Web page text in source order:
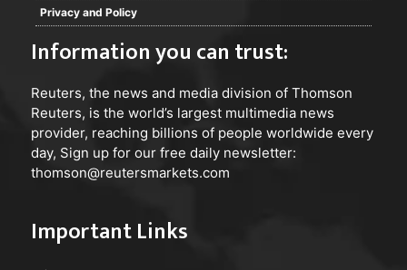
Privacy and Policy
Information you can trust:
Reuters, the news and media division of Thomson
Reuters, is the world’s largest multimedia news
provider, reaching billions of people worldwide every
day, Sign up for our free daily newsletter:
thomson@reutersmarkets.com
Important Links